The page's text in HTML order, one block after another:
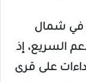
في شمال
السريع، إذ
على قرى